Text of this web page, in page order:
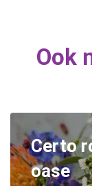
Ook
Certo
oase